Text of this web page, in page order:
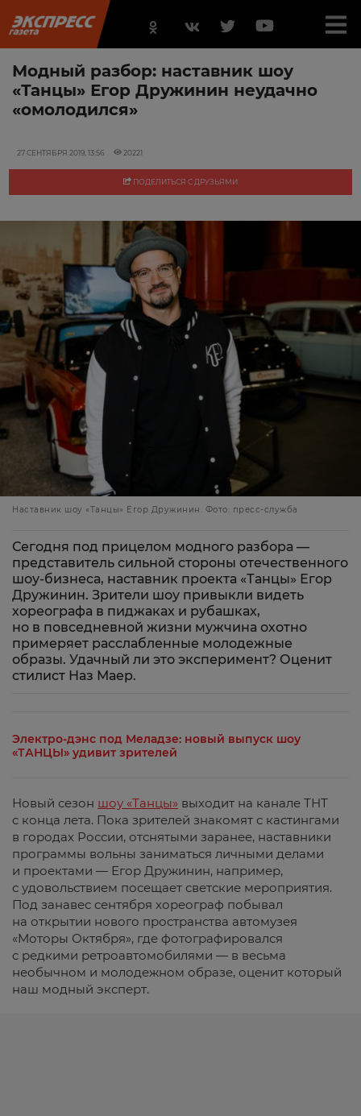
Модный разбор: наставник шоу
«Танцы» Егор Дружинин неудачно
«омолодился»
27 СЕНТЯБРЯ 2019, 13:56 20221
ПОДЕЛИТЬСЯ С ДРУЗЬЯМИ
Наставник шоу «Танцы» Егор Дружинин. Фото: пресс-служба
Сегодня под прицелом модного разбора —
представитель сильной стороны отечественного
шоу-бизнеса, наставник проекта «Танцы» Егор
Дружинин. Зрители шоу привыкли видеть
хореографа в пиджаках и рубашках,
но в повседневной жизни мужчина охотно
примеряет расслабленные молодежные
образы. Удачный ли это эксперимент? Оценит
стилист Наз Маер.
Электро-дэнс под Меладзе: новый выпуск шоу
«ТАНЦЫ» удивит зрителей
Новый сезон шоу «Танцы» выходит на канале ТНТ
с конца лета. Пока зрителей знакомят с кастингами
в городах России, отснятыми заранее, наставники
программы вольны заниматься личными делами
и проектами — Егор Дружинин, например,
с удовольствием посещает светские мероприятия.
Под занавес сентября хореограф побывал
на открытии нового пространства автомузея
«Моторы Октября», где фотографировался
с редкими ретроавтомобилями — в весьма
необычном и молодежном образе, оценит который
наш модный эксперт.